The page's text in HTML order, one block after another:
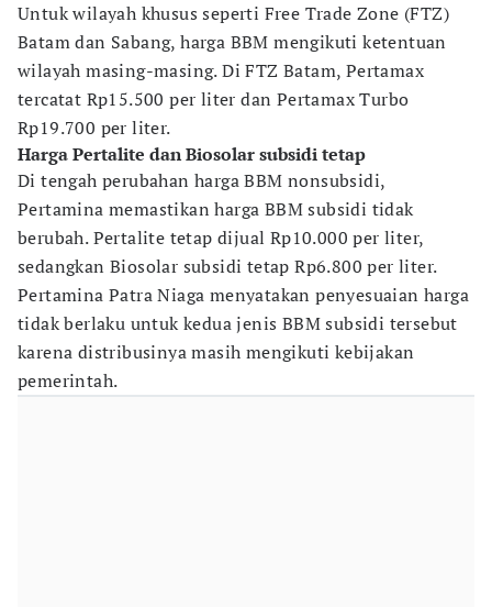
Untuk wilayah khusus seperti Free Trade Zone (FTZ)
Batam dan Sabang, harga BBM mengikuti ketentuan
wilayah masing-masing. Di FTZ Batam, Pertamax
tercatat Rp15.500 per liter dan Pertamax Turbo
Rp19.700 per liter.
Harga Pertalite dan Biosolar subsidi tetap
Di tengah perubahan harga BBM nonsubsidi,
Pertamina memastikan harga BBM subsidi tidak
berubah. Pertalite tetap dijual Rp10.000 per liter,
sedangkan Biosolar subsidi tetap Rp6.800 per liter.
Pertamina Patra Niaga menyatakan penyesuaian harga
tidak berlaku untuk kedua jenis BBM subsidi tersebut
karena distribusinya masih mengikuti kebijakan
pemerintah.